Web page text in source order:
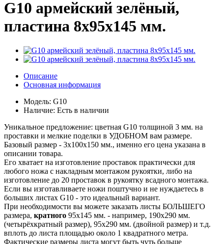
G10 армейский зелёный,
пластина 8x95x145 мм.
Описание
Основная информация
Модель: G10
Наличие: Есть в наличии
Уникальное предложение: цветная G10 толщиной 3 мм. на
проставки и мелкие поделки в УДОБНОМ вам размере.
Базовый размер - 3х100х150 мм., именно его цена указана в
описании товара.
Его хватает на изготовление проставок практически для
любого ножа с накладным монтажом рукоятки, либо на
изготовление до 20 проставок в рукоятку всадного монтажа.
Если вы изготавливаете ножи поштучно и не нуждаетесь в
больших листах G10 - это идеальный вариант.
При необходимости вы можете заказать листы БОЛЬШЕГО
размера, кратного 95х145 мм. - например, 190х290 мм.
(четырёхкратный размер), 95х290 мм. (двойной размер) и т.д.
вплоть до листа площадью около 1 квадратного метра.
Фактические размеры листа могут быть чуть больше